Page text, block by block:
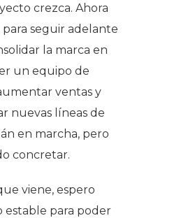
crezca. Ahora
seguir adelante
la marca en
un equipo de
ventas y
nuevas líneas de
en marcha, pero
concretar.
viene, espero
estable para poder